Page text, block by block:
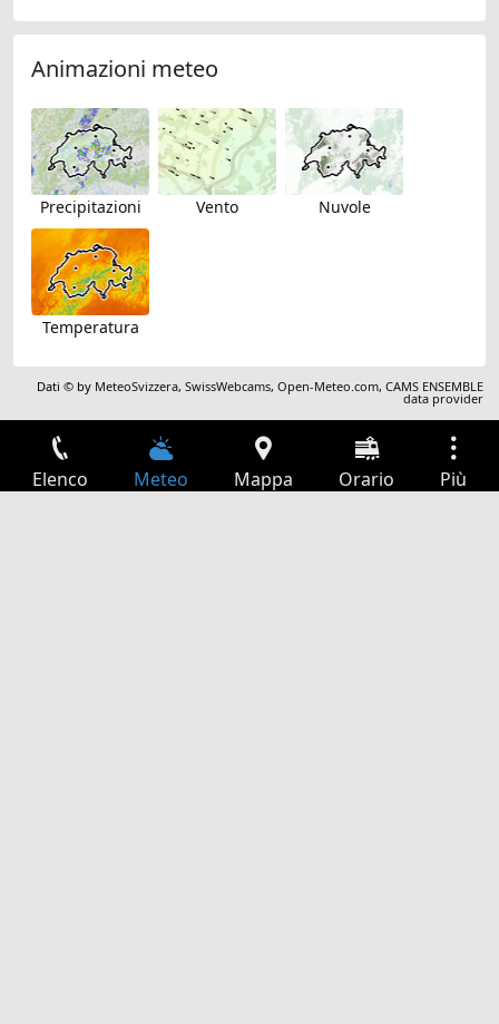
Animazioni meteo
Precipitazioni Vento Nuvole
Temperatura
Dati © by MeteoSvizzera,SwissWebcams,Open-Meteo.com,CAMS ENSEMBLE
data provider
Elenco Meteo Mappa Orario Più